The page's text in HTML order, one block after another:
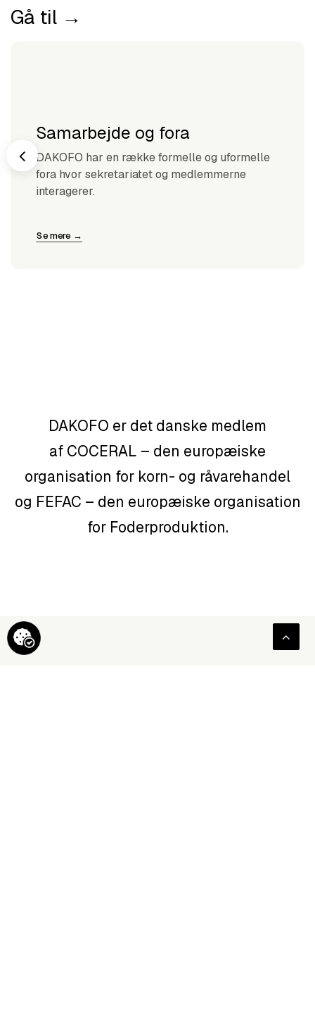
Gå til →
Samarbejde og fora
DAKOFO har en række formelle og uformelle
fora hvor sekretariatet og medlemmerne
interagerer.
Se mere →
DAKOFO er det danske medlem
af COCERAL – den europæiske
organisation for korn- og råvarehandel
og FEFAC – den europæiske organisation
for Foderproduktion.